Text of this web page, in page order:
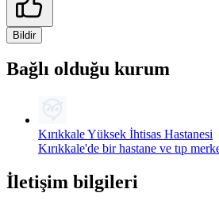
Bildir
Bağlı olduğu kurum
Kırıkkale Yüksek İhtisas Hastanesi
Kırıkkale'de bir hastane ve tıp
İletişim bilgileri